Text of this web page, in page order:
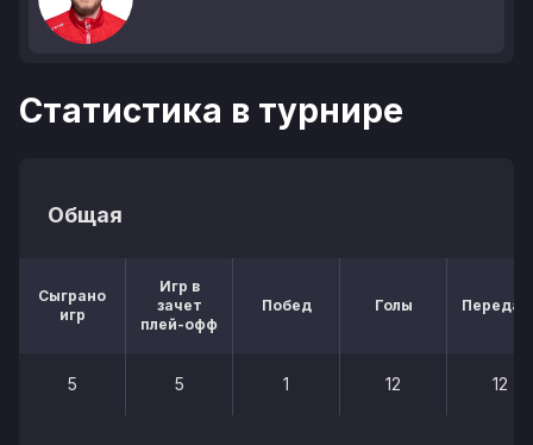
Статистика в турнире
Общая
Сыграно
игр
Игр в
зачет
плей-офф
Побед Голы
5 5 1 12 12